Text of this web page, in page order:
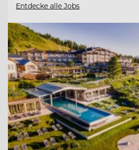
Entdecke alle Jobs